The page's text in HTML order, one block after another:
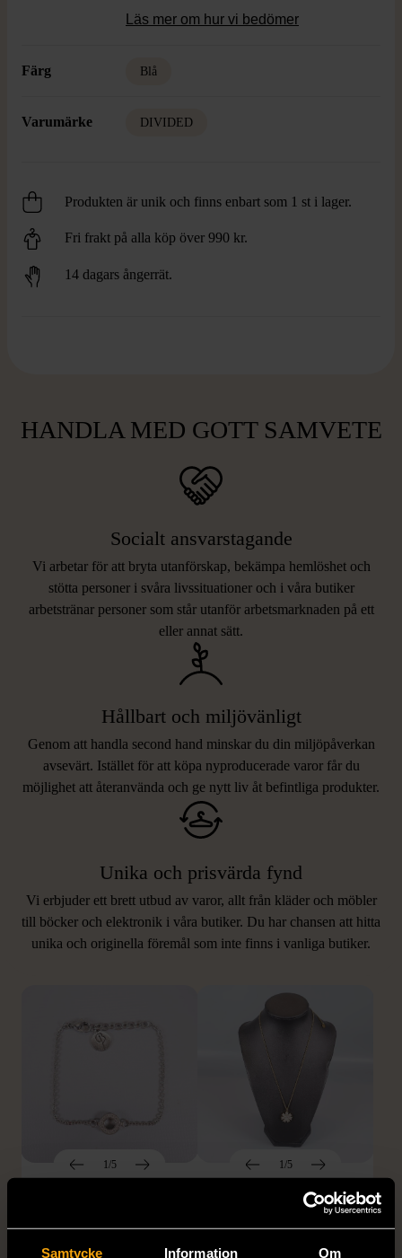
Samtycke Information Om
Läs mer om hur vi bedömer
Färg Blå
Varumärke DIVIDED
Produkten är unik och finns enbart som 1 st i lager.
Fri frakt på alla köp över 990 kr.
14 dagars ångerrät.
HANDLA MED GOTT SAMVETE
Socialt ansvarstagande
Vi arbetar för att bryta utanförskap, bekämpa hemlöshet och
stötta personer i svåra livssituationer och i våra butiker
arbetstränar personer som står utanför arbetsmarknaden på ett
eller annat sätt.
Hållbart och miljövänligt
Genom att handla second hand minskar du din miljöpåverkan
avsevärt. Istället för att köpa nyproducerade varor får du
möjlighet att återanvända och ge nytt liv åt befintliga produkter.
Unika och prisvärda fynd
Vi erbjuder ett brett utbud av varor, allt från kläder och möbler
till böcker och elektronik i våra butiker. Du har chansen att hitta
unika och originella föremål som inte finns i vanliga butiker.
LIKNANDE PRODUKTER
Hitta produkter som påminner om denna
1/5
1/5
Dyrberg/Kern - Delise -
Halsband med
blomformat hänge